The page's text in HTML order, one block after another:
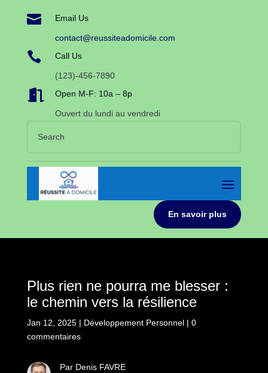
 Email Us
contact@reussiteadomicile.com
 Call Us
(123)-456-7890
 Open M-F: 10a – 8p
Ouvert du lundi au vendredi
En savoir plus
Plus rien ne pourra me blesser :
le chemin vers la résilience
Jan 12, 2025| Développement Personnel| 0
commentaires
Par Denis FAVRE